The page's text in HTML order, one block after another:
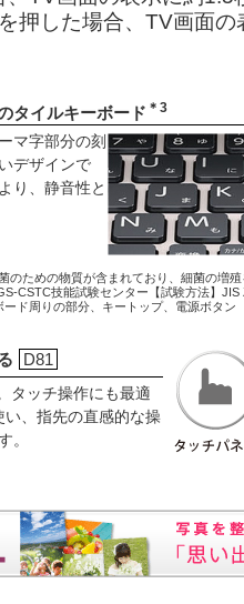
押した場合、TV画面
タイルキーボード ＊3
マ字部分の刻
デザインで
り、静音性と
のための物質が含まれており、細菌の増殖
CSTC技能試験センター【試験方法】JIS
ド周りの部分、キートップ、電源ボタン
D81
タッチ操作にも最適
、指先の直感的な操
。